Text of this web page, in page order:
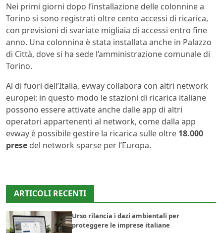
Nei primi giorni dopo l’installazione delle colonnine a
Torino si sono registrati oltre cento accessi di ricarica,
con previsioni di svariate migliaia di accessi entro fine
anno. Una colonnina è stata installata anche in Palazzo
di Città, dove si ha sede l’amministrazione comunale di
Torino.
Al di fuori dell’Italia, evway collabora con altri network
europei: in questo modo le stazioni di ricarica italiane
possono essere attivate anche dalle app di altri
operatori appartenenti al network, come dalla app
evway è possibile gestire la ricarica sulle oltre 18.000
prese del network sparse per l’Europa.
ARTICOLI RECENTI
Urso rilancia i dazi ambientali per
proteggere le imprese italiane